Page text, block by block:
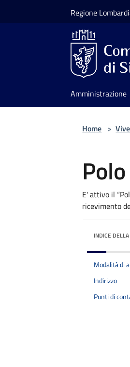
Regione
Amministrazione
Home >
E' attivo il
ricevimento
INDICE
Modalità di
Indirizzo
Punti di